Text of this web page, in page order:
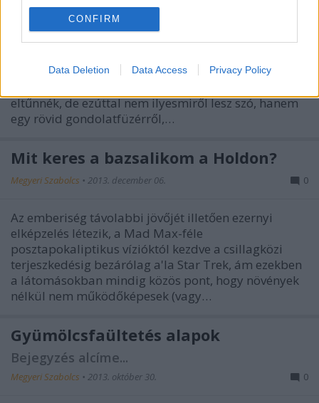
CONFIRM
Data Deletion Data Access Privacy Policy
Nem, nem valamiféle posztapokaliptikus vízió
dokumentumfilmet arról, hogy hogyan vennék át a
eltűnnék, de ezúttal nem ilyesmiről lesz szó, hanem
egy rövid gondolatfüzérről,…
Mit keres a bazsalikom a Holdon?
Megyeri Szabolcs • 2013. december 06. 0
Az emberiség távolabbi jövőjét illetően ezernyi
elképzelés létezik, a Mad Max-féle
posztapokaliptikus vízióktól kezdve a csillagközi
terjeszkedésig bezárólag a'la Star Trek, ám ezekben
a látomásokban mindig közös pont, hogy növények
nélkül nem működőképesek (vagy…
Gyümölcsfaültetés alapok
Bejegyzés alcíme...
Megyeri Szabolcs • 2013. október 30. 0